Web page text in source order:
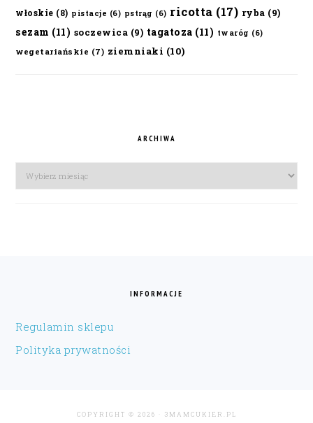
włoskie (8) pistacje (6) pstrąg (6) ricotta (17) ryba (9)
sezam (11) soczewica (9) tagatoza (11) twaróg (6)
wegetariańskie (7) ziemniaki (10)
ARCHIWA
Archiwa
INFORMACJE
Regulamin sklepu
Polityka prywatności
COPYRIGHT © 2026 · 3MAMCUKIER.PL